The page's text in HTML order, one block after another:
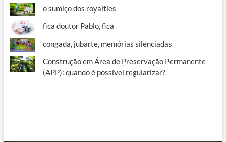
o sumiço dos royalties
fica doutor Pablo, fica
congada, jubarte, memórias silenciadas
Construção em Área de Preservação Permanente
(APP): quando é possível regularizar?